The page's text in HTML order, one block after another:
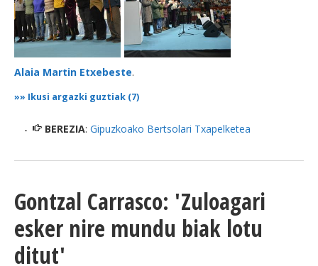
Alaia Martin Etxebeste.
»» Ikusi argazki guztiak (7)
BEREZIA: Gipuzkoako Bertsolari Txapelketea
Gontzal Carrasco: 'Zuloagari
esker nire mundu biak lotu
ditut'